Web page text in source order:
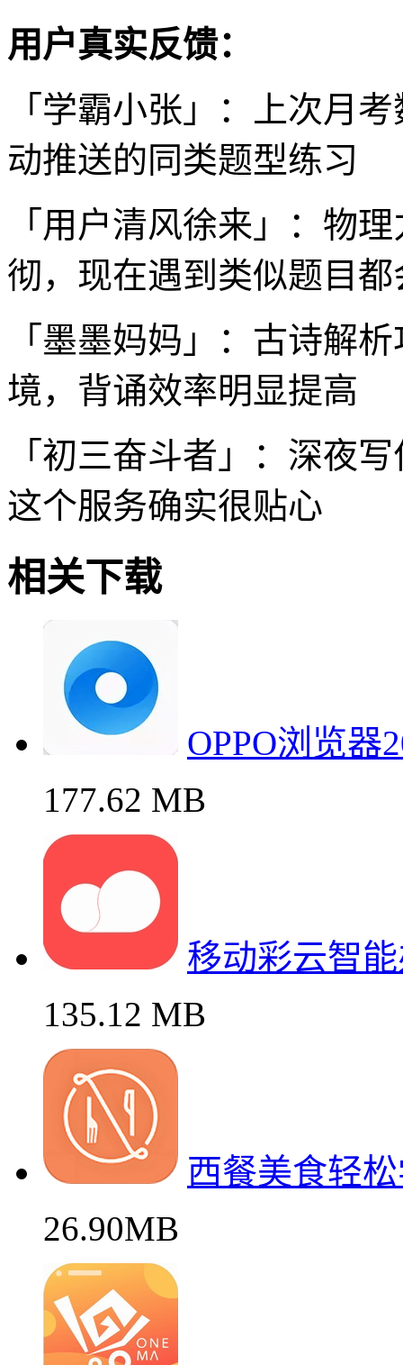
用户真实反馈：
「学霸小张」：上次月
动推送的同类题型练习
「用户清风徐来」：物
彻，现在遇到类似题目
「墨墨妈妈」：古诗解
境，背诵效率明显提高
「初三奋斗者」：深夜
这个服务确实很贴心
相关下载
OPPO浏览器
177.62 MB
移动彩云智
135.12 MB
西餐美食轻
26.90MB